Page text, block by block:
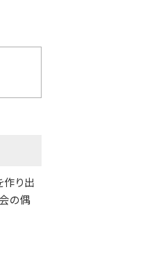
り出
の偶